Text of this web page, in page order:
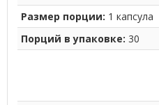
Размер порции: 1 капсула
Порций в упаковке: 30